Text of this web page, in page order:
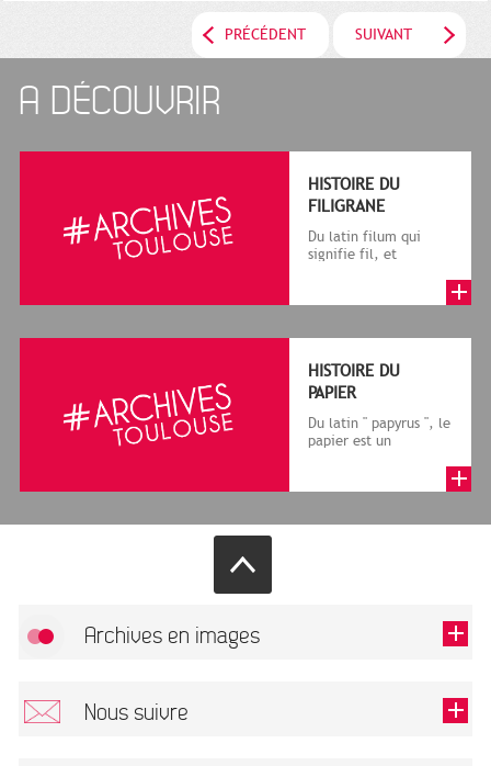
PRÉCÉDENT SUIVANT
A DÉCOUVRIR
HISTOIRE DU
FILIGRANE
Du latin filum qui
signifie fil, et
le cadre de la f...
HISTOIRE DU
PAPIER
Du latin " papyrus ", le
papier est un
végétales réduite...
Archives en images
Nous suivre